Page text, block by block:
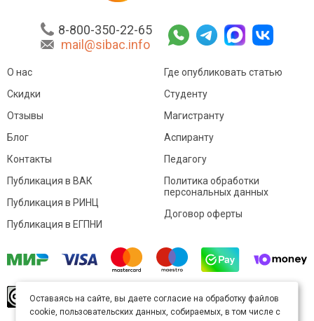
8-800-350-22-65
mail@sibac.info
О нас
Скидки
Отзывы
Блог
Контакты
Где опубликовать статью
Студенту
Магистранту
Аспиранту
Педагогу
Публикация в ВАК
Публикация в РИНЦ
Публикация в ЕГПНИ
Политика обработки
персональных данных
Договор оферты
произведение доступно полицензии Creative
Commons «Attribution» («Атрибуция») 4.0
Оставаясь на сайте, вы даете согласие на обработку файлов
cookie, пользовательских данных, собираемых, в том числе с